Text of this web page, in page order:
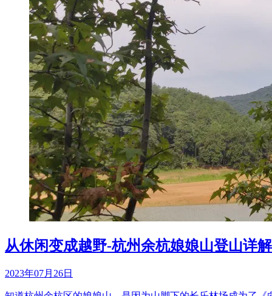
从休闲变成越野-杭州余杭娘娘山登山详解
2023年07月26日